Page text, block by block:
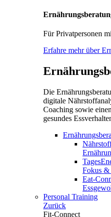
Für Privatpersonen
Erfahre mehr über
Die
digitale
Coaching sowie
gesundes
Fokus &
Eat-
Personal Training
Zurück
Fit-Connect